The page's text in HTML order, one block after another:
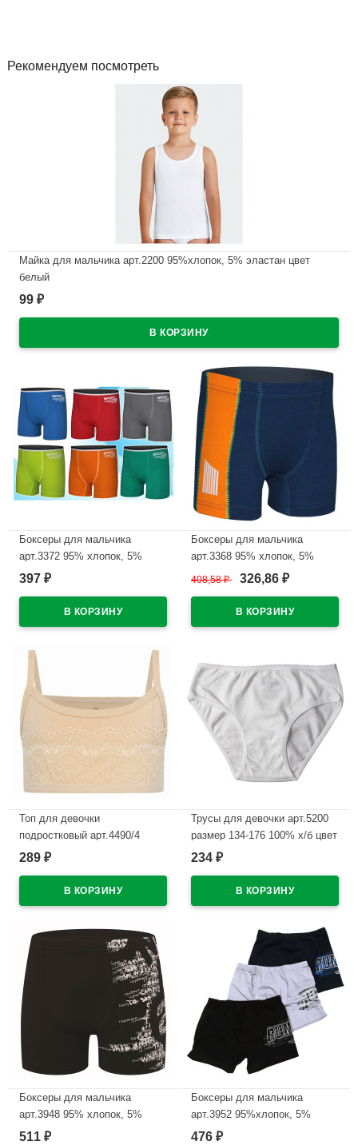
Рекомендуем посмотреть
Майка для мальчика арт.2200 95%хлопок, 5% эластан цвет
белый
В наличии
99 ₽
Боксеры для мальчика
арт.3372 95% хлопок, 5%
эластан цвет ассорти
397 ₽
Боксеры для мальчика
арт.3368 95% хлопок, 5%
эластан цвет ассорти
408,58₽ 326,86 ₽
Топ для девочки
подростковый арт.4490/4
размер 34/134-140 цвет
289 ₽
Трусы для девочки арт.5200
размер 134-176 100% х/б цвет
белый
234 ₽
Боксеры для мальчика
арт.3948 95% хлопок, 5%
эластан цвет ассорти
511 ₽
Боксеры для мальчика
арт.3952 95%хлопок, 5%
эластан цвет ассорти
476 ₽